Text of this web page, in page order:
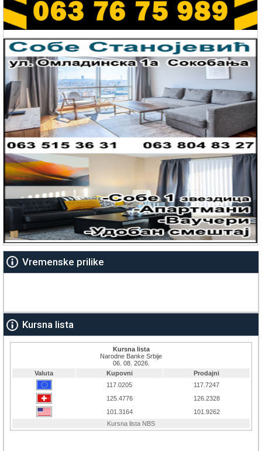
Vremenske prilike
Kursna lista